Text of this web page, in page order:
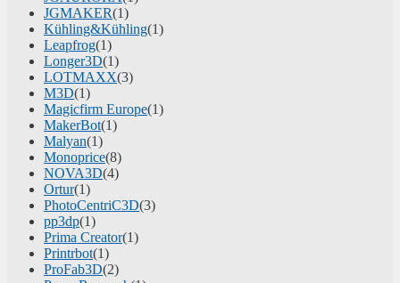
JGMAKER(1)
Kühling&Kühling(1)
Leapfrog(1)
Longer3D(1)
LOTMAXX(3)
M3D(1)
Magicfirm Europe(1)
MakerBot(1)
Malyan(1)
Monoprice(8)
NOVA3D(4)
Ortur(1)
PhotoCentriC3D(3)
pp3dp(1)
Prima Creator(1)
Printrbot(1)
ProFab3D(2)